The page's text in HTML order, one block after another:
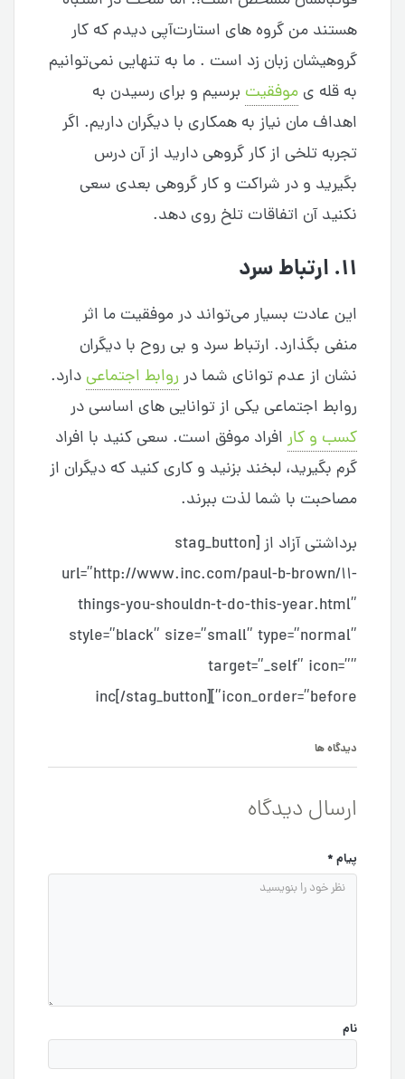
هستند من گروه های استارت‌آپی دیدم که کار
گروهیشان زبان زد است . ما به تنهایی نمی‌توانیم
به قله یموفقیت برسیم و برای رسیدن به
اهداف مان نیاز به همکاری با دیگران داریم. اگر
تجربه تلخی از کار گروهی دارید از آن درس
بگیرید و در شراکت و کار گروهی بعدی سعی
نکنید آن اتفاقات تلخ روی دهد.
۱۱. ارتباط سرد
این عادت بسیار می‌تواند در موفقیت ما اثر
منفی بگذارد. ارتباط سرد و بی روح با دیگران
نشان از عدم توانای شما در روابط اجتماعی دارد.
روابط اجتماعی یکی از توانایی های اساسی در
کسب و کار افراد موفق است. سعی کنید با افراد
گرم بگیرید، لبخند بزنید و کاری کنید که دیگران از
مصاحبت با شما لذت ببرند.
برداشتی آزاد از [stag_button
url=”http://www.inc.com/paul-b-brown/11-
things-you-shouldn-t-do-this-year.html”
style=”black” size=”small” type=”normal”
target=”_self” icon=””
icon_order=”before”]inc[/stag_button]
دیدگاه ها
ارسال دیدگاه
پیام*
نام